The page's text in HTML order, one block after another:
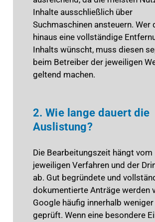
Inhalte ausschließlich über
Suchmaschinen ansteuern. Wer
hinaus eine vollständige
Inhalts wünscht, muss diesen
beim Betreiber der jeweiligen
geltend machen.
2. Wie lange dauert die
Auslistung?
Die Bearbeitungszeit hängt vom
jeweiligen Verfahren und der
ab. Gut begründete und
dokumentierte Anträge werden
Google häufig innerhalb
geprüft. Wenn eine besondere